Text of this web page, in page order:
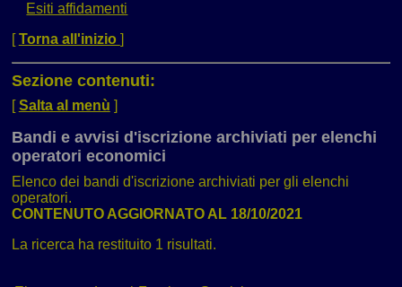
Esiti affidamenti
[Torna all'inizio ]
Sezione contenuti:
[Salta al menù ]
Bandi e avvisi d'iscrizione archiviati per elenchi
operatori economici
Elenco dei bandi d'iscrizione archiviati per gli elenchi
operatori.
CONTENUTO AGGIORNATO AL 18/10/2021
La ricerca ha restituito 1 risultati.